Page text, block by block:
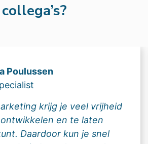
collega’s?
Poulussen
krijg je veel vrijheid
en te laten
Daardoor kun je snel